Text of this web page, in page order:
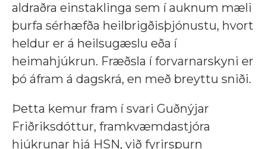
aldraðra einstaklinga sem í auknum mæli
þurfa sérhæfða heilbrigðisþjónustu, hvort
heldur er á heilsugæslu eða í
heimahjúkrun. Fræðsla í forvarnarskyni er
þó áfram á dagskrá, en með breyttu sniði.
Þetta kemur fram í svari Guðnýjar
Friðriksdóttur, framkvæmdastjóra
hjúkrunar hjá HSN, við fyrirspurn